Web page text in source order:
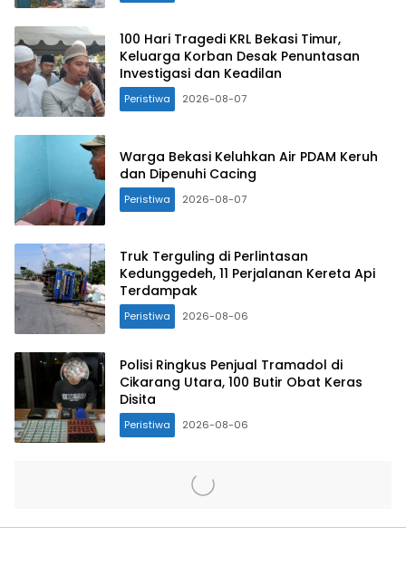
100 Hari Tragedi KRL Bekasi Timur,
Keluarga Korban Desak Penuntasan
Investigasi dan Keadilan
Peristiwa 2026-08-07
Warga Bekasi Keluhkan Air PDAM Keruh
dan Dipenuhi Cacing
Peristiwa 2026-08-07
Truk Terguling di Perlintasan
Kedunggedeh, 11 Perjalanan Kereta Api
Terdampak
Peristiwa 2026-08-06
Polisi Ringkus Penjual Tramadol di
Cikarang Utara, 100 Butir Obat Keras
Disita
Peristiwa 2026-08-06